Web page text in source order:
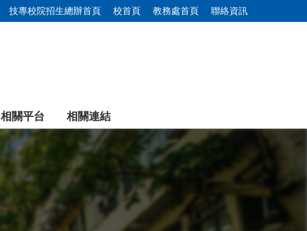
技專校院招生總辦首頁 校首頁 教務處首頁 聯絡資訊
相關平台 相關連結